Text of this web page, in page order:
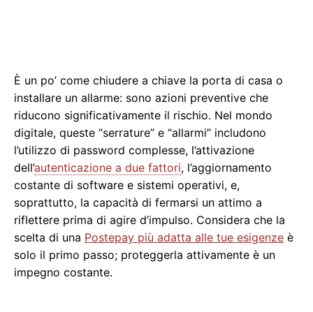
È un po’ come chiudere a chiave la porta di casa o
installare un allarme: sono azioni preventive che
riducono significativamente il rischio. Nel mondo
digitale, queste “serrature” e “allarmi” includono
l’utilizzo di password complesse, l’attivazione
dell’autenticazione a due fattori, l’aggiornamento
costante di software e sistemi operativi, e,
soprattutto, la capacità di fermarsi un attimo a
riflettere prima di agire d’impulso. Considera che la
scelta di una Postepay più adatta alle tue esigenze è
solo il primo passo; proteggerla attivamente è un
impegno costante.